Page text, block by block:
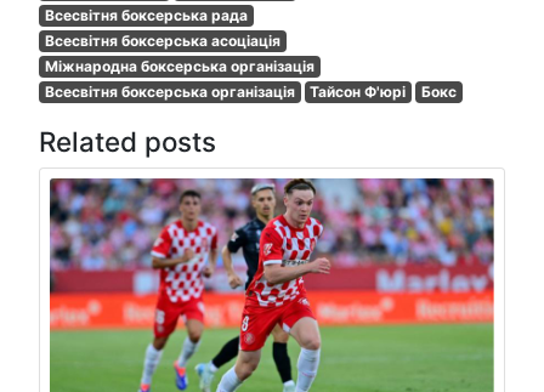
Всесвітня боксерська рада
Всесвітня боксерська асоціація
Міжнародна боксерська організація
Всесвітня боксерська організація
Тайсон Ф'юрі Бокс
Related posts